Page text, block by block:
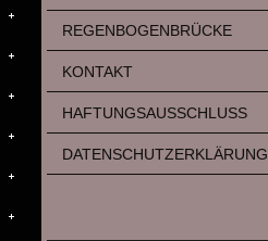
REGENBOGENBRÜCKE
KONTAKT
HAFTUNGSAUSSCHLUSS
DATENSCHUTZERKLÄRUNG